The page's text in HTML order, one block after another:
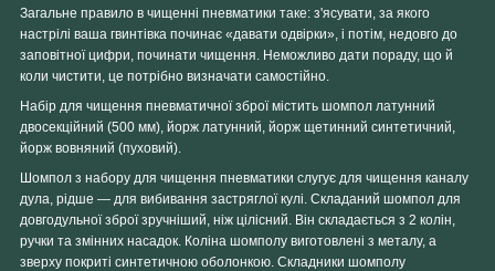
Загальне правило в чищенні пневматики таке: з'ясувати, за якого
настрілі ваша гвинтівка починає «давати одвірки», і потім, недовго до
заповітної цифри, починати чищення. Неможливо дати пораду, що й
коли чистити, це потрібно визначати самостійно.
Набір для чищення пневматичної зброї містить шомпол латунний
двосекційний (500 мм), йорж латунний, йорж щетинний синтетичний,
йорж вовняний (пуховий).
Шомпол з набору для чищення пневматики слугує для чищення каналу
дула, рідше — для вибивання застряглої кулі. Складаний шомпол для
довгодульної зброї зручніший, ніж цілісний. Він складається з 2 колін,
ручки та змінних насадок. Коліна шомполу виготовлені з металу, а
зверху покриті синтетичною оболонкою. Складники шомполу